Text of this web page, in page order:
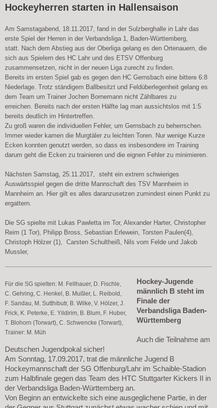
Hockeyherren starten in Hallensaison
Am Samstagabend, 18.11.2017, fand in der Sulzberghalle in Lahr das
erste Spiel der Herren in der Verbandsliga 1, Baden-Württemberg,
statt. Nach dem Abstieg aus der Oberliga gelang es den Ortenauern, die
sich aus Spielern des HC Lahr und des ETSV Offenburg
zusammensetzen, nicht in der neuen Liga zurecht zu finden.
Bereits im ersten Spiel gab es gegen den HC Gernsbach eine bittere 6:8
Niederlage. Trotz ständigem Ballbesitzt und Feldüberlegenheit gelang es
dem Team um Trainer Jochen Bornemann nicht Zählbares zu
erreichen. Bereits nach der ersten Hälfte lag man aussichtslos mit 1:5
bereits deutlich im Hintertreffen.
Zu groß waren die individuellen Fehler, um Gernsbach zu beherrschen.
Immer wieder kamen die Murgtäler zu leichten Toren. Nur wenige Kurze
Ecken konnten genutzt werden, so dass es insbesondere im Training
darum geht die Ecken zu trainieren und die eignen Fehler zu minimieren.
Nächsten Samstag, 25.11.2017, steht ein extrem schwieriges
Auswärtsspiel gegen die dritte Mannschaft des TSV Mannheim in
Mannheim an. Hier gilt es alles daranzusetzen zumindest einen Punkt zu
ergattern.
Die SG spielte mit Lukas Pawletta im Tor, Alexander Harter, Christopher
Reim (1 Tor), Philipp Bross, Sebastian Erlewein, Torsten Paulen(4),
Christoph Hölzer (1), Carsten Schultheiß, Nils vom Felde und Jakob
Mussler,
Für die SG spielten: M. Fellhauer, D. Fischle,
C. Gehring, C. Henkel, B. Mußler, L. Reibold,
F. Sandau, M. Sutthibutr, B. Wilke, V. Hölzer, J.
Frick, K. Peterke, E. Yildirim, B. Blum, F. Huber,
T. Blohorn (Torwart), C. Schwencke (Torwart),
Trainer: M. Müh
Hockey-Jugende
männlich B steht im
Finale der
Verbandsliga Baden-
Württemberg
Auch die Teilnahme am
Deutschen Jugendpokal sicher!
Am Sonntag, 17.09.2017, trat die männliche Jugend B
Hockeymannschaft der SG Offenburg/Lahr im Schaible-Stadion
zum Halbfinale gegen das Team des HTC Stuttgarter Kickers II in
der Verbandsliga Baden-Württemberg an.
Von Beginn an entwickelte sich eine ausgeglichene Partie, in der